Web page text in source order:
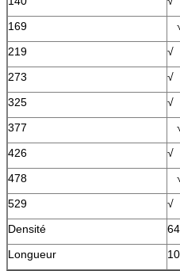
169
219
273
√
325
377
426
478
529
Densité
Longueur